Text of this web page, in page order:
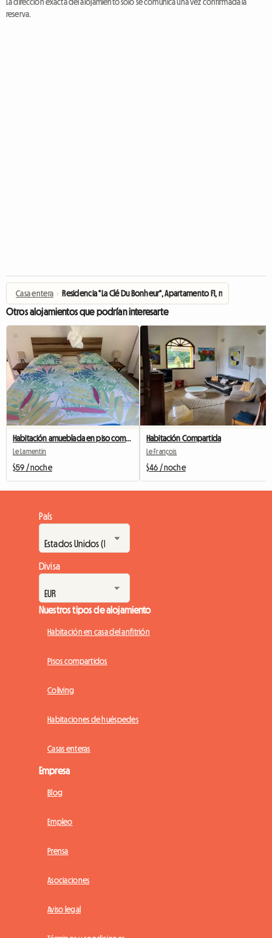
La dirección exacta del alojamiento solo se comunica una vez confirmada la
reserva.
Casa entera › Residencia "La Clé Du Bonheur", Apartamento F1, nº 5
Otros alojamientos que podrían interesarte
Habitación amueblada en piso compartido
Le Lamentin
$59 / noche
Habitación Compartida
Le François
$46 / noche
País
Divisa
Nuestros tipos de alojamiento
Habitación en casa del anfitrión
Pisos compartidos
Coliving
Habitaciones de huéspedes
Casas enteras
Empresa
Blog
Empleo
Prensa
Asociaciones
Aviso legal